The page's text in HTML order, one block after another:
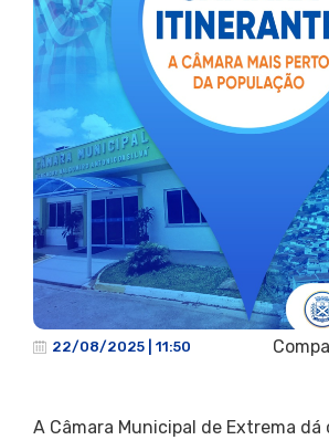
22/08/2025 | 11:50
A Câmara Municipal de Extrema